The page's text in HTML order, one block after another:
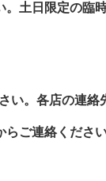
。土日限定の臨
い。各店の連絡
らご連絡くださ